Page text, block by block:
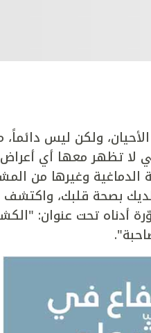
ولكن ليس
لا تظهر معها أي أعراض
الدماغية وغيرها من
بصحة قلبك،
أدناه تحت عنوان: